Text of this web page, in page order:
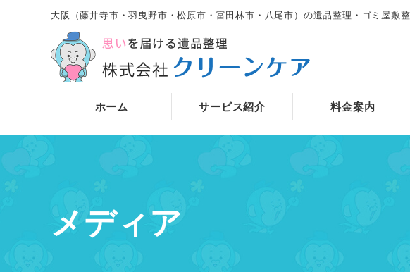
大阪（藤井寺市・羽曳野市・松原市・富田林市・八尾市）の遺品整理・ゴミ屋敷
ホーム サービス紹介 料金案内
メディア